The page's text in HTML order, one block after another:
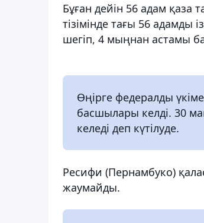
Бұған дейін 56 адам қаза
тізімінде тағы 56 адамды
шегіп, 4 мыңнан астамы
Өңірге федералды
басшылары келді. 30
келеді деп күтілуде.
Ресифи (Пернамбуко)
жаумайды.